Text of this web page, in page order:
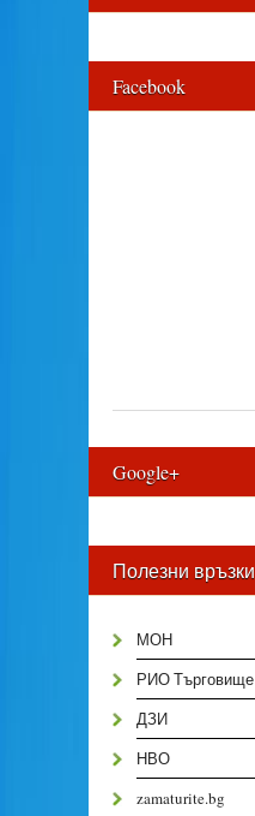
Facebook
Google+
Полезни връзки
МОН
РИО Търговище
ДЗИ
НВО
zamaturite.bg